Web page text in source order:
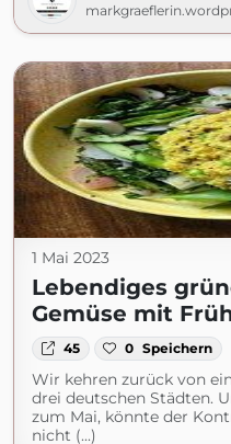
1 Mai 2023
Lebendiges
Gemüse mit
45 0 Speichern
Wir kehren zurück von
drei deutschen Städten.
zum Mai, könnte der
nicht (...)